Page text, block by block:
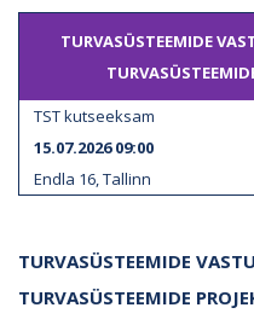
TURVASÜSTEEMIDE
TST kutseeksam
15.07.2026 09:00
Endla 16, Tallinn
TURVASÜSTEEMIDE
TURVASÜSTEEMIDE